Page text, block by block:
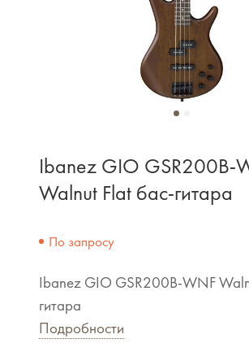
Ibanez GIO GSR200B-
Walnut Flat бас-гитара
По запросу
Ibanez GIO GSR200B-WNF
гитара
Подробности